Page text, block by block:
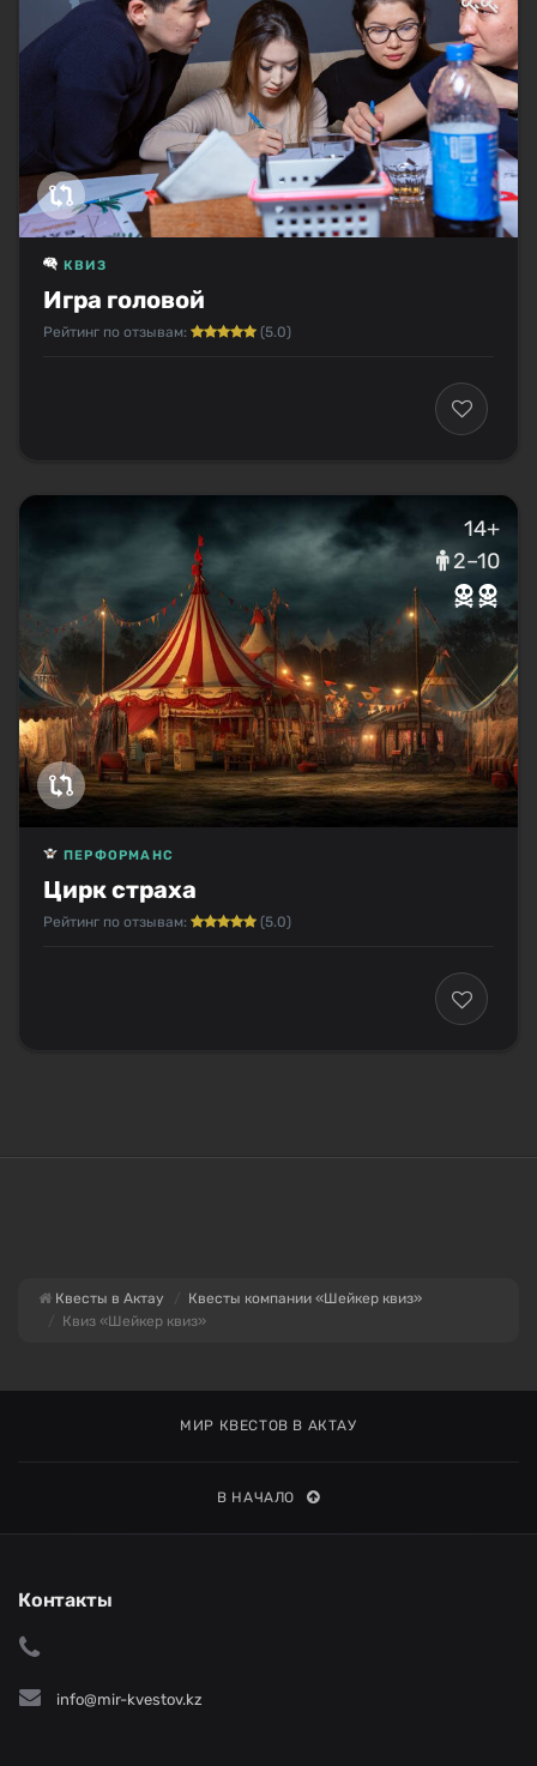
Игра головой
КВИЗ
Рейтинг по отзывам: (5.0)
14+
2–10
Цирк страха
ПЕРФОРМАНС
Рейтинг по отзывам: (5.0)
Квесты в Актау
Квесты компании «Шейкер квиз»
Квиз «Шейкер квиз»
МИР КВЕСТОВ В АКТАУ
В НАЧАЛО
Контакты
info@mir-kvestov.kz